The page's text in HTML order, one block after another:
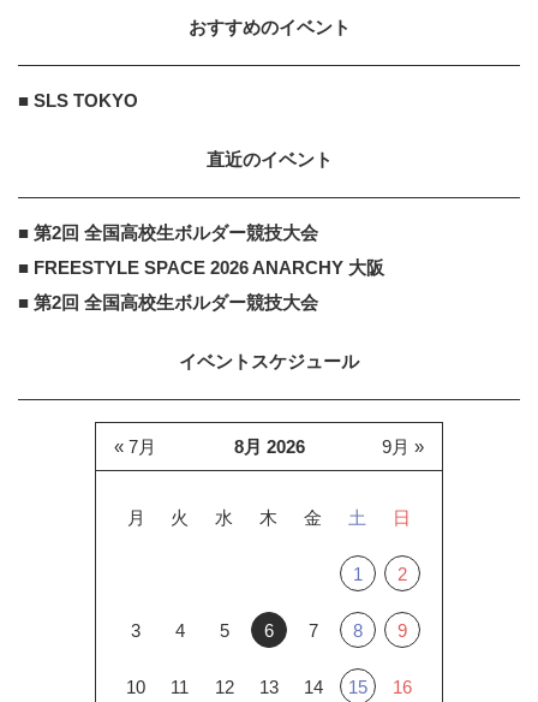
おすすめのイベント
■ SLS TOKYO
直近のイベント
■ 第2回 全国高校生ボルダー競技大会
■ FREESTYLE SPACE 2026 ANARCHY 大阪
■ 第2回 全国高校生ボルダー競技大会
イベントスケジュール
8月 2026
月 火 水 木 金 土 日
1 2
3 4 5 6 7 8 9
10 11 12 13 14 15 16
« 7月 9月 »